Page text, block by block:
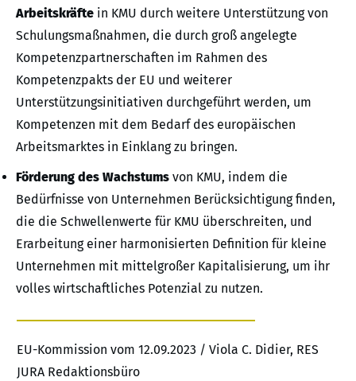
Arbeitskräfte in KMU durch weitere Unterstützung von
Schulungsmaßnahmen, die durch groß angelegte
Kompetenzpartnerschaften im Rahmen des
Kompetenzpakts der EU und weiterer
Unterstützungsinitiativen durchgeführt werden, um
Kompetenzen mit dem Bedarf des europäischen
Arbeitsmarktes in Einklang zu bringen.
Förderung des Wachstums von KMU, indem die
Bedürfnisse von Unternehmen Berücksichtigung finden,
die die Schwellenwerte für KMU überschreiten, und
Erarbeitung einer harmonisierten Definition für kleine
Unternehmen mit mittelgroßer Kapitalisierung, um ihr
volles wirtschaftliches Potenzial zu nutzen.
EU-Kommission vom 12.09.2023 / Viola C. Didier, RES
JURA Redaktionsbüro